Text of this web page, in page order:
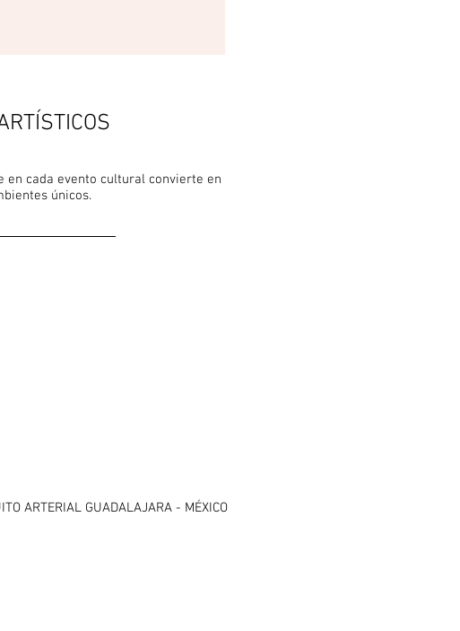
en cada evento cultural convierte en
únicos.
ARTERIAL GUADALAJARA - MÉXICO